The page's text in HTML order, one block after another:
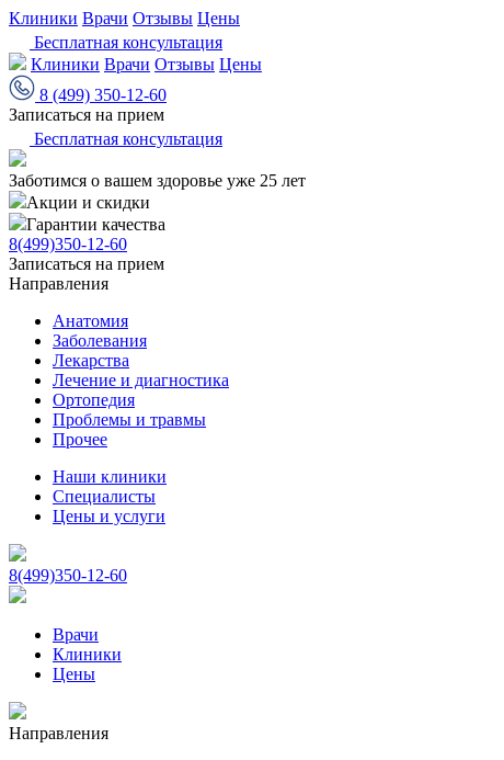
Клиники Врачи Отзывы Цены
Бесплатная консультация
Клиники Врачи Отзывы Цены
8 (499) 350-12-60
Записаться на прием
Бесплатная консультация
Заботимся о вашем здоровье уже 25 лет
Акции и скидки
Гарантии качества
8(499)350-12-60
Записаться на прием
Направления
Анатомия
Заболевания
Лекарства
Лечение и диагностика
Ортопедия
Проблемы и травмы
Прочее
Наши клиники
Специалисты
Цены и услуги
8(499)350-12-60
Врачи
Клиники
Цены
Направления